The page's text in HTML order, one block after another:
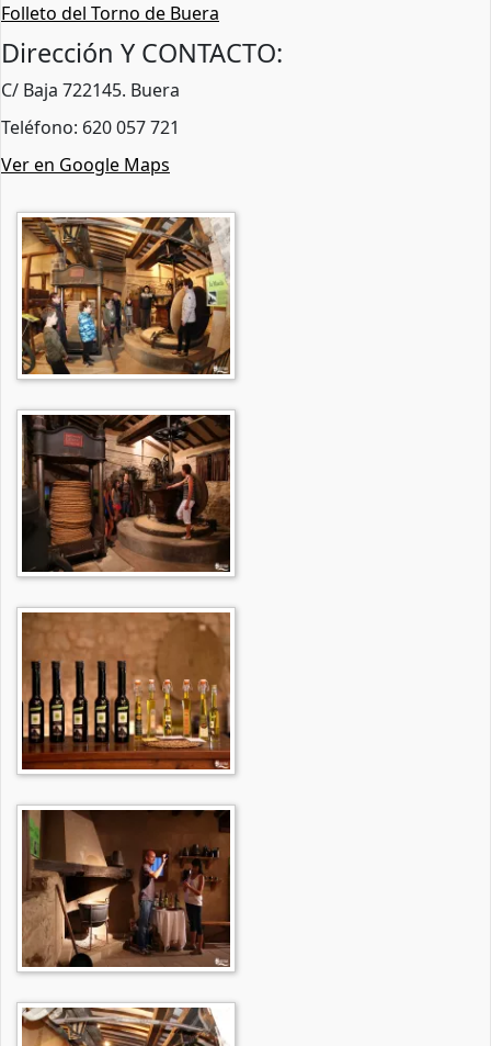
Folleto del Torno de Buera
Dirección Y CONTACTO:
C/ Baja 722145. Buera
Teléfono: 620 057 721
Ver en Google Maps